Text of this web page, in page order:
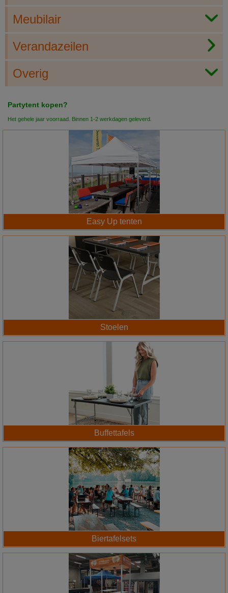
Meubilair
Verandazeilen
Overig
Partytent kopen?
Het gehele jaar voorraad. Binnen 1-2 werkdagen geleverd.
Easy Up tenten
Stoelen
Buffettafels
Biertafelsets